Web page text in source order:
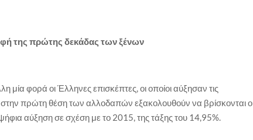
της πρώτης δεκάδας των ξένων
φορά οι Έλληνες επισκέπτες, οι οποίοι αύξησαν τις
πρώτη θέση των αλλοδαπών εξακολουθούν να βρίσκονται
αύξηση σε σχέση με το 2015, της τάξης του 14,95%.